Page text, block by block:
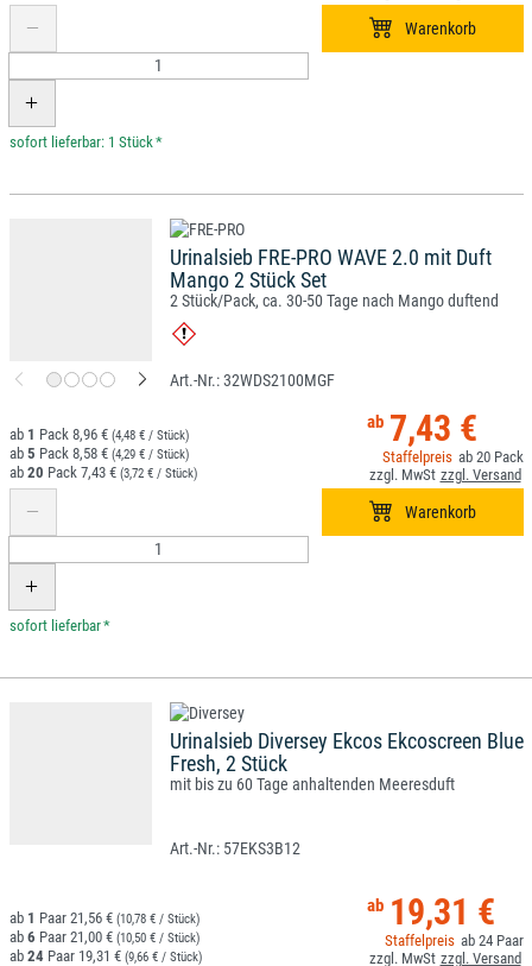
*
Urinalsieb FRE-PRO WAVE 2.0 mit Duft
Mango 2 Stück Set
2 Stück/Pack, ca. 30-50 Tage nach Mango duftend
32WDS2100MGF
7,43 €
20
1 8,96 € (4,48 € / Stück)
5 8,58 € (4,29 € / Stück)
20 7,43 € (3,72 € / Stück)
*
Urinalsieb Diversey Ekcos Ekcoscreen Blue
Fresh, 2 Stück
mit bis zu 60 Tage anhaltenden Meeresduft
57EKS3B12
19,31 €
24
1 21,56 € (10,78 € / Stück)
6 21,00 € (10,50 € / Stück)
24 19,31 € (9,66 € / Stück)